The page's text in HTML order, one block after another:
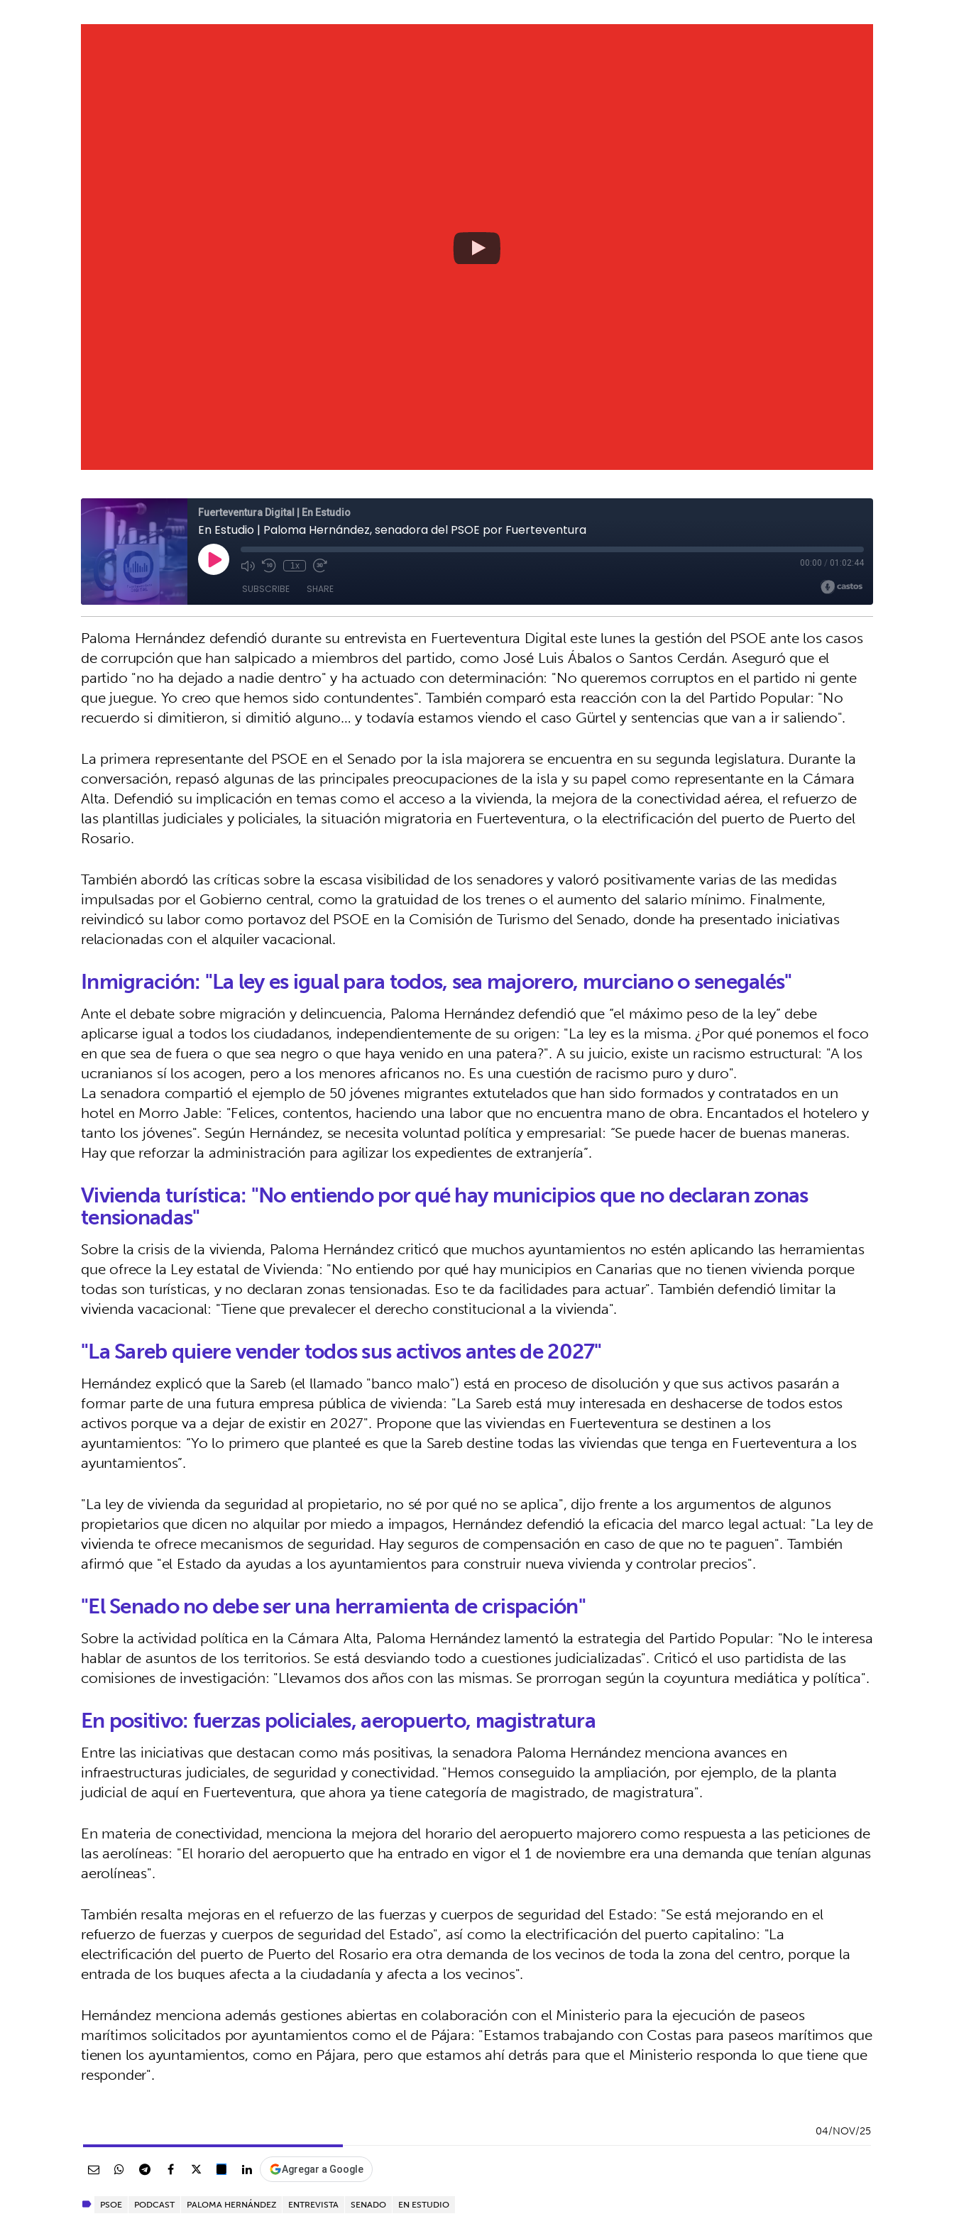
Paloma Hernández defendió durante su entrevista en Fuerteventura Digital este lunes la gestión del PSOE ante los casos
de corrupción que han salpicado a miembros del partido, como José Luis Ábalos o Santos Cerdán. Aseguró que el
partido "no ha dejado a nadie dentro" y ha actuado con determinación: "No queremos corruptos en el partido ni gente
que juegue. Yo creo que hemos sido contundentes". También comparó esta reacción con la del Partido Popular: "No
recuerdo si dimitieron, si dimitió alguno… y todavía estamos viendo el caso Gürtel y sentencias que van a ir saliendo".
La primera representante del PSOE en el Senado por la isla majorera se encuentra en su segunda legislatura. Durante la
conversación, repasó algunas de las principales preocupaciones de la isla y su papel como representante en la Cámara
Alta. Defendió su implicación en temas como el acceso a la vivienda, la mejora de la conectividad aérea, el refuerzo de
las plantillas judiciales y policiales, la situación migratoria en Fuerteventura, o la electrificación del puerto de Puerto del
Rosario.
También abordó las críticas sobre la escasa visibilidad de los senadores y valoró positivamente varias de las medidas
impulsadas por el Gobierno central, como la gratuidad de los trenes o el aumento del salario mínimo. Finalmente,
reivindicó su labor como portavoz del PSOE en la Comisión de Turismo del Senado, donde ha presentado iniciativas
relacionadas con el alquiler vacacional.
Inmigración: "La ley es igual para todos, sea majorero, murciano o senegalés"
Ante el debate sobre migración y delincuencia, Paloma Hernández defendió que “el máximo peso de la ley” debe
aplicarse igual a todos los ciudadanos, independientemente de su origen: "La ley es la misma. ¿Por qué ponemos el foco
en que sea de fuera o que sea negro o que haya venido en una patera?". A su juicio, existe un racismo estructural: "A los
ucranianos sí los acogen, pero a los menores africanos no. Es una cuestión de racismo puro y duro".
La senadora compartió el ejemplo de 50 jóvenes migrantes extutelados que han sido formados y contratados en un
hotel en Morro Jable: "Felices, contentos, haciendo una labor que no encuentra mano de obra. Encantados el hotelero y
tanto los jóvenes". Según Hernández, se necesita voluntad política y empresarial: “Se puede hacer de buenas maneras.
Hay que reforzar la administración para agilizar los expedientes de extranjería”.
Vivienda turística: "No entiendo por qué hay municipios que no declaran zonas
tensionadas"
Sobre la crisis de la vivienda, Paloma Hernández criticó que muchos ayuntamientos no estén aplicando las herramientas
que ofrece la Ley estatal de Vivienda: "No entiendo por qué hay municipios en Canarias que no tienen vivienda porque
todas son turísticas, y no declaran zonas tensionadas. Eso te da facilidades para actuar". También defendió limitar la
vivienda vacacional: "Tiene que prevalecer el derecho constitucional a la vivienda".
"La Sareb quiere vender todos sus activos antes de 2027"
Hernández explicó que la Sareb (el llamado "banco malo") está en proceso de disolución y que sus activos pasarán a
formar parte de una futura empresa pública de vivienda: "La Sareb está muy interesada en deshacerse de todos estos
activos porque va a dejar de existir en 2027". Propone que las viviendas en Fuerteventura se destinen a los
ayuntamientos: “Yo lo primero que planteé es que la Sareb destine todas las viviendas que tenga en Fuerteventura a los
ayuntamientos”.
"La ley de vivienda da seguridad al propietario, no sé por qué no se aplica", dijo frente a los argumentos de algunos
propietarios que dicen no alquilar por miedo a impagos, Hernández defendió la eficacia del marco legal actual: "La ley de
vivienda te ofrece mecanismos de seguridad. Hay seguros de compensación en caso de que no te paguen". También
afirmó que "el Estado da ayudas a los ayuntamientos para construir nueva vivienda y controlar precios".
"El Senado no debe ser una herramienta de crispación"
Sobre la actividad política en la Cámara Alta, Paloma Hernández lamentó la estrategia del Partido Popular: "No le interesa
hablar de asuntos de los territorios. Se está desviando todo a cuestiones judicializadas". Criticó el uso partidista de las
comisiones de investigación: "Llevamos dos años con las mismas. Se prorrogan según la coyuntura mediática y política".
En positivo: fuerzas policiales, aeropuerto, magistratura
Entre las iniciativas que destacan como más positivas, la senadora Paloma Hernández menciona avances en
infraestructuras judiciales, de seguridad y conectividad. "Hemos conseguido la ampliación, por ejemplo, de la planta
judicial de aquí en Fuerteventura, que ahora ya tiene categoría de magistrado, de magistratura".
En materia de conectividad, menciona la mejora del horario del aeropuerto majorero como respuesta a las peticiones de
las aerolíneas: "El horario del aeropuerto que ha entrado en vigor el 1 de noviembre era una demanda que tenían algunas
aerolíneas".
También resalta mejoras en el refuerzo de las fuerzas y cuerpos de seguridad del Estado: "Se está mejorando en el
refuerzo de fuerzas y cuerpos de seguridad del Estado", así como la electrificación del puerto capitalino: "La
electrificación del puerto de Puerto del Rosario era otra demanda de los vecinos de toda la zona del centro, porque la
entrada de los buques afecta a la ciudadanía y afecta a los vecinos".
Hernández menciona además gestiones abiertas en colaboración con el Ministerio para la ejecución de paseos
marítimos solicitados por ayuntamientos como el de Pájara: "Estamos trabajando con Costas para paseos marítimos que
tienen los ayuntamientos, como en Pájara, pero que estamos ahí detrás para que el Ministerio responda lo que tiene que
responder".
04/NOV/25
Agregar a Google
PSOE PODCAST PALOMA HERNÁNDEZ ENTREVISTA SENADO EN ESTUDIO